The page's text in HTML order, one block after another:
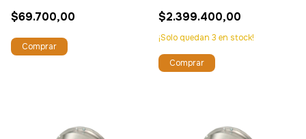
$69.700,00 $2.399.400,00
¡Solo quedan 3 en stock!